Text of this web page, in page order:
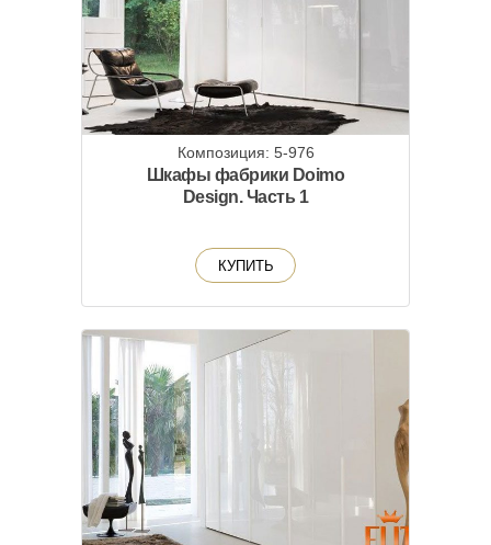
Композиция: 5-976
Шкафы фабрики Doimo
Design. Часть 1
КУПИТЬ